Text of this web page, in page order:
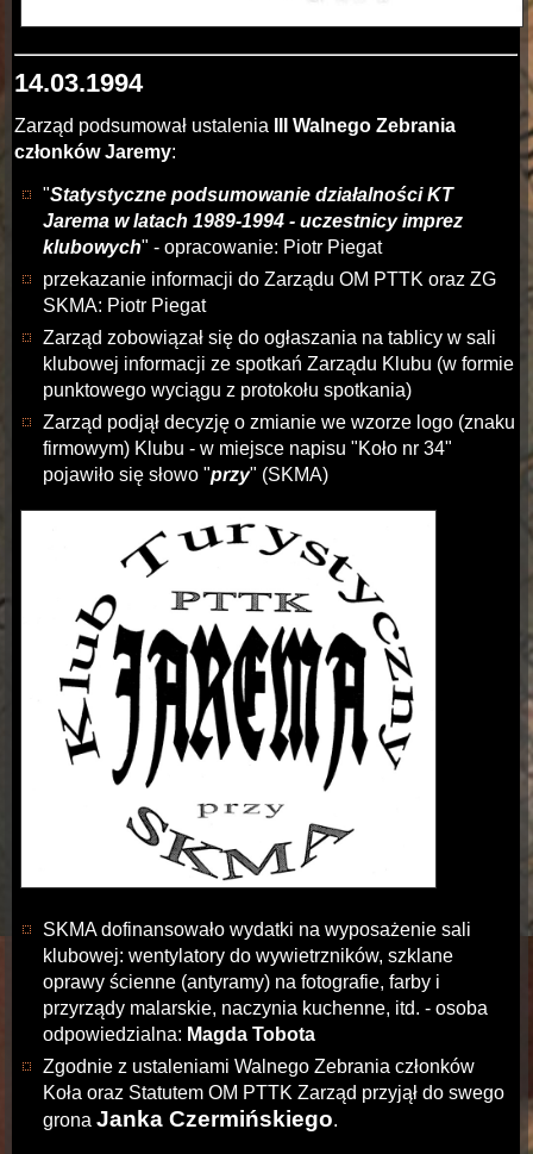
14.03.1994
Zarząd podsumował ustalenia
III Walnego Zebrania
członków Jaremy:
"Statystyczne podsumowanie działalności KT
Jarema w latach 1989-1994 - uczestnicy imprez
klubowych" - opracowanie: Piotr Piegat
przekazanie informacji do Zarządu OM PTTK oraz ZG
SKMA: Piotr Piegat
Zarząd zobowiązał się do ogłaszania na tablicy w sali
klubowej informacji ze spotkań Zarządu Klubu (w formie
punktowego wyciągu z protokołu spotkania)
Zarząd podjął decyzję o zmianie we wzorze logo (znaku
firmowym) Klubu - w miejsce napisu "Koło nr 34"
pojawiło się słowo "przy" (SKMA)
SKMA dofinansowało wydatki na wyposażenie sali
klubowej: wentylatory do wywietrzników, szklane
oprawy ścienne (antyramy) na fotografie, farby i
przyrządy malarskie, naczynia kuchenne, itd. - osoba
odpowiedzialna: Magda Tobota
Zgodnie z ustaleniami Walnego Zebrania członków
Koła oraz Statutem OM PTTK Zarząd przyjął do swego
gronaJanka Czermińskiego.